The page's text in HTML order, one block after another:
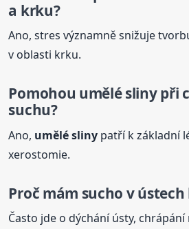
a krku?
Ano, stres významně snižuje
v oblasti krku.
Pomohou umělé sliny při
suchu?
Ano, umělé sliny patří k základní
xerostomie.
Proč mám sucho v ústech
Často jde o dýchání ústy,